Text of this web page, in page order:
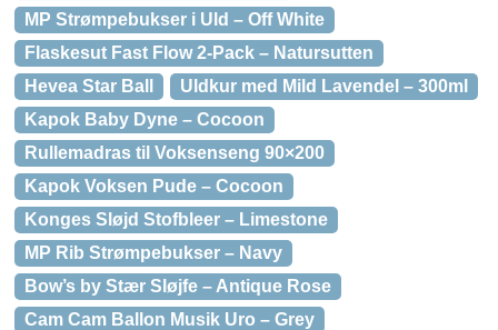
MP Strømpebukser i Uld – Off White
Flaskesut Fast Flow 2-Pack – Natursutten
Hevea Star Ball
Uldkur med Mild Lavendel – 300ml
Kapok Baby Dyne – Cocoon
Rullemadras til Voksenseng 90×200
Kapok Voksen Pude – Cocoon
Konges Sløjd Stofbleer – Limestone
MP Rib Strømpebukser – Navy
Bow’s by Stær Sløjfe – Antique Rose
Cam Cam Ballon Musik Uro – Grey